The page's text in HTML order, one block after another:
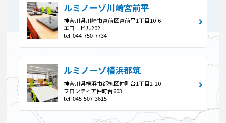
ルミノーゾ川崎宮前平
神奈川県川崎市宮前区宮前平1丁目10-6
エコービル202
tel. 044-750-7734
ルミノーゾ横浜都筑
神奈川県横浜市都筑区仲町台1丁目2-20
フロンティア仲町台603
tel. 045-507-3615